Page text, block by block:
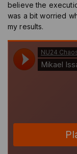
believe the
was a bit worried
my results.